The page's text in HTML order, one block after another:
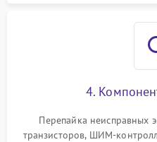
4.
Перепайка неисправных
транзисторов, ШИМ-